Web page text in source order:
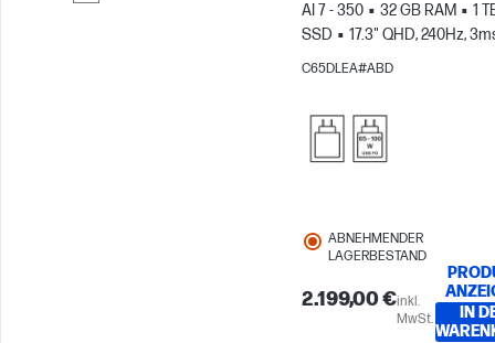
Weiter zum Vergleichen
AI 7 - 350
32 GB RAM
1
SSD
17.3" QHD, 240Hz,
Reaktionszeit
C65DLEA#ABD
ABNEHMENDER
LAGERBESTAND
2.199,00 €inkl.
MwSt.
IN